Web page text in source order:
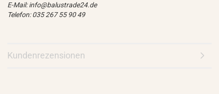
E-Mail: info@balustrade24.de
Telefon: 035 267 55 90 49
Kundenrezensionen